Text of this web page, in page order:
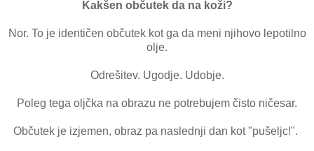
Kakšen občutek da na koži?
Nor. To je identičen občutek kot ga da meni njihovo lepotilno
olje.
Odrešitev. Ugodje. Udobje.
Poleg tega oljčka na obrazu ne potrebujem čisto ničesar.
Občutek je izjemen, obraz pa naslednji dan kot "pušeljc!".